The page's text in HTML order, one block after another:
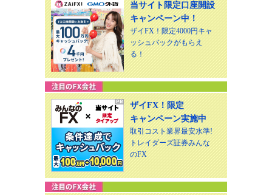
当サイト限定口座開設
キャンペーン中！
ザイFX！限定4000円キャ
ッシュバックがもらえ
る！
ザイFX！限定
キャンペーン実施中
取引コスト業界最安水準!
トレイダーズ証券みんな
のFX